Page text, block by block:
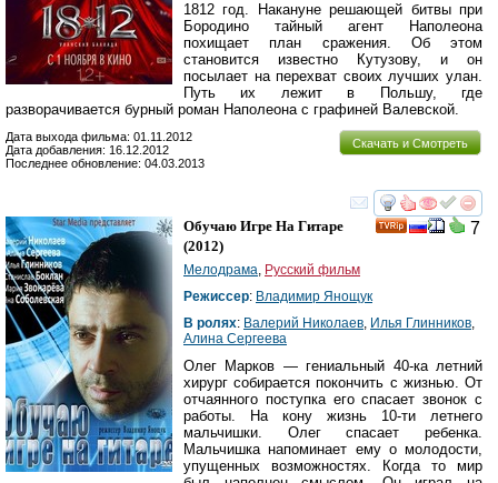
1812 год. Накануне решающей битвы при
Бородино тайный агент Наполеона
похищает план сражения. Об этом
становится известно Кутузову, и он
посылает на перехват своих лучших улан.
Путь их лежит в Польшу, где
разворачивается бурный роман Наполеона с графиней Валевской.
Скачать и Смотреть
Дата выхода фильма: 01.11.2012
Дата добавления: 16.12.2012
Последнее обновление: 04.03.2013
смотреть
7
Обучаю Игре На Гитаре
(2012)
Мелодрама, Русский фильм
Режиссер: Владимир Янощук
В ролях: Валерий Николаев, Илья Глинников,
Алина Сергеева
Олег Марков — гениальный 40-ка летний
хирург собирается покончить с жизнью. От
отчаянного поступка его спасает звонок с
работы. На кону жизнь 10-ти летнего
мальчишки. Олег спасает ребенка.
Мальчишка напоминает ему о молодости,
упущенных возможностях. Когда то мир